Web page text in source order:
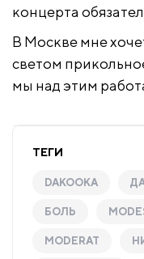
концерта
В Москве мне
светом
мы над этим
ТЕГИ
DAKOOKA
БОЛЬ
MODERAT